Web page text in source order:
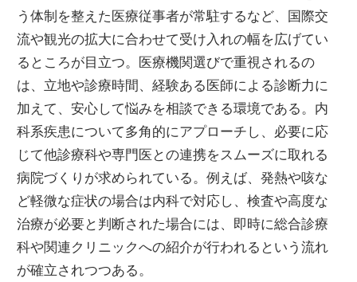
う体制を整えた医療従事者が常駐するなど、国際交
流や観光の拡大に合わせて受け入れの幅を広げてい
るところが目立つ。医療機関選びで重視されるの
は、立地や診療時間、経験ある医師による診断力に
加えて、安心して悩みを相談できる環境である。内
科系疾患について多角的にアプローチし、必要に応
じて他診療科や専門医との連携をスムーズに取れる
病院づくりが求められている。例えば、発熱や咳な
ど軽微な症状の場合は内科で対応し、検査や高度な
治療が必要と判断された場合には、即時に総合診療
科や関連クリニックへの紹介が行われるという流れ
が確立されつつある。